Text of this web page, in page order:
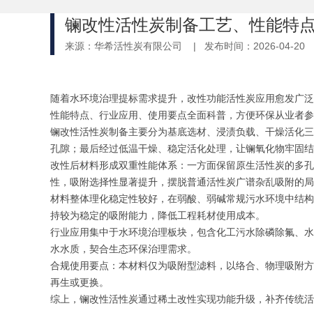
镧改性活性炭制备工艺、性能特
来源： 华希活性炭有限公司 | 发布时间：2026-04-20
随着水环境治理提标需求提升，改性功能活性炭应用愈发广
性能特点、行业应用、使用要点全面科普，方便环保从业者参
镧改性活性炭制备主要分为基底选材、浸渍负载、干燥活化
孔隙；最后经过低温干燥、稳定活化处理，让镧氧化物牢固
改性后材料形成双重性能体系：一方面保留原生活性炭的多
性，吸附选择性显著提升，摆脱普通活性炭广谱杂乱吸附的局
材料整体理化稳定性较好，在弱酸、弱碱常规污水环境中结
持较为稳定的吸附能力，降低工程耗材使用成本。
行业应用集中于水环境治理板块，包含化工污水除磷除氟、
水水质，契合生态环保治理需求。
合规使用要点：本材料仅为吸附型滤料，以络合、物理吸附
再生或更换。
综上，镧改性活性炭通过稀土改性实现功能升级，补齐传统